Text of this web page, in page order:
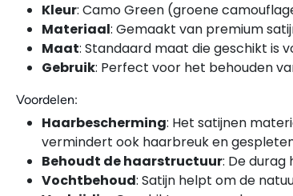
Kleur: Camo Green (groene
Materiaal: Gemaakt van premium
Maat: Standaard maat die geschikt is
Gebruik: Perfect voor het behouden
Voordelen:
Haarbescherming: Het satijnen
vermindert ook haarbreuk en
Behoudt de haarstructuur: De
Vochtbehoud: Satijn helpt om de